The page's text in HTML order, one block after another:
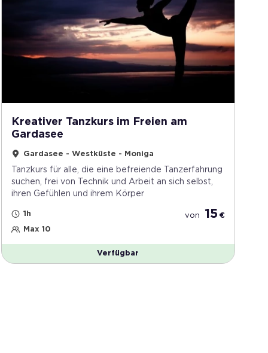
Kreativer Tanzkurs im Freien am
Gardasee
Gardasee - Westküste - Moniga
Tanzkurs für alle, die eine befreiende Tanzerfahrung
suchen, frei von Technik und Arbeit an sich selbst,
ihren Gefühlen und ihrem Körper
1h
Max 10
von 15 €
Verfügbar